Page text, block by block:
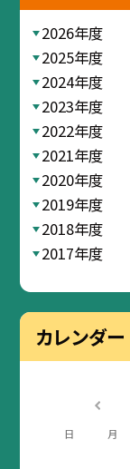
2026年度
2025年度
2024年度
2023年度
2022年度
2021年度
2020年度
2019年度
2018年度
2017年度
カレンダー
日 月